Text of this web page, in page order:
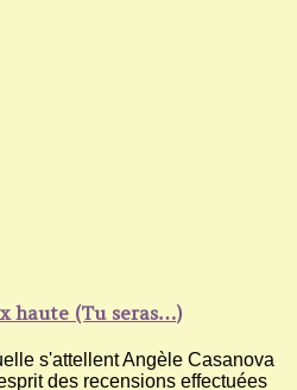
haute (Tu seras…)
s'attellent Angèle Casanova
des recensions effectuées